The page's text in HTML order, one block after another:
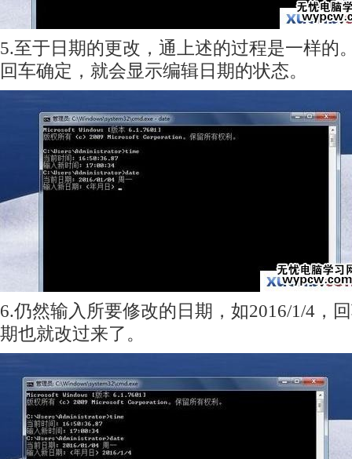
5.至于日期的更改，通上述的过程是一样的
回车确定，就会显示编辑日期的状态。
6.仍然输入所要修改的日期，如2016/1/4，
期也就改过来了。